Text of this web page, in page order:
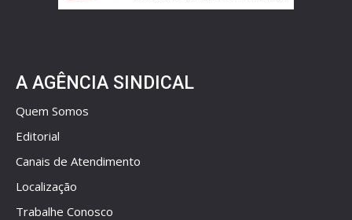
A AGÊNCIA SINDICAL
Quem Somos
Editorial
Canais de Atendimento
Localização
Trabalhe Conosco